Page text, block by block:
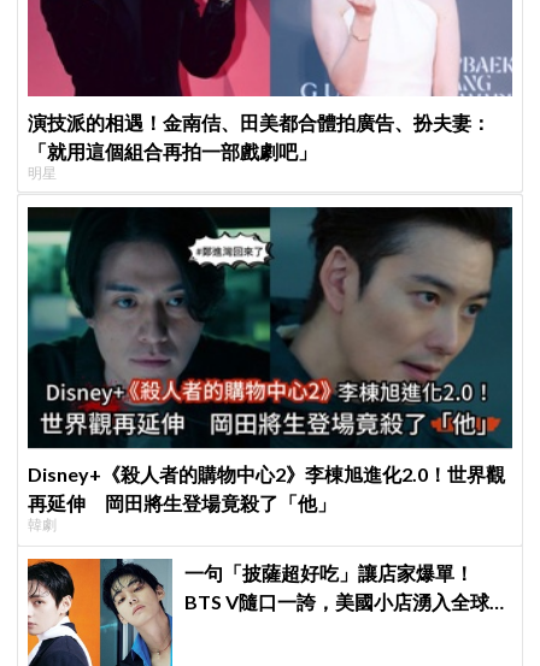
演技派的相遇！金南佶、田美都合體拍廣告、扮夫妻：
「就用這個組合再拍一部戲劇吧」
明星
Disney+《殺人者的購物中心2》李棟旭進化2.0！世界觀
再延伸 岡田將生登場竟殺了「他」
韓劇
一句「披薩超好吃」讓店家爆單！
BTS V隨口一誇，美國小店湧入全球